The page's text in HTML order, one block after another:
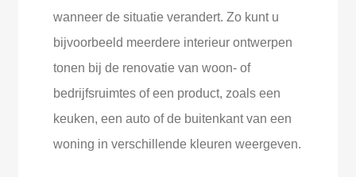
wanneer de situatie verandert. Zo kunt u
bijvoorbeeld meerdere interieur ontwerpen
tonen bij de renovatie van woon- of
bedrijfsruimtes of een product, zoals een
keuken, een auto of de buitenkant van een
woning in verschillende kleuren weergeven.